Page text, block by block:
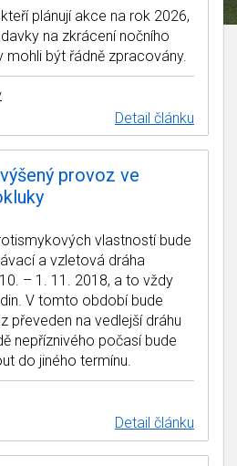
plánují akce na rok 2026,
na zkrácení nočního
mohli být řádně zpracovány.
Detail článku
provoz ve
vlastností bude
a vzletová dráha
– 1. 11. 2018, a to vždy
V tomto období bude
převeden na vedlejší dráhu
nepříznivého počasí bude
do jiného termínu.
Detail článku